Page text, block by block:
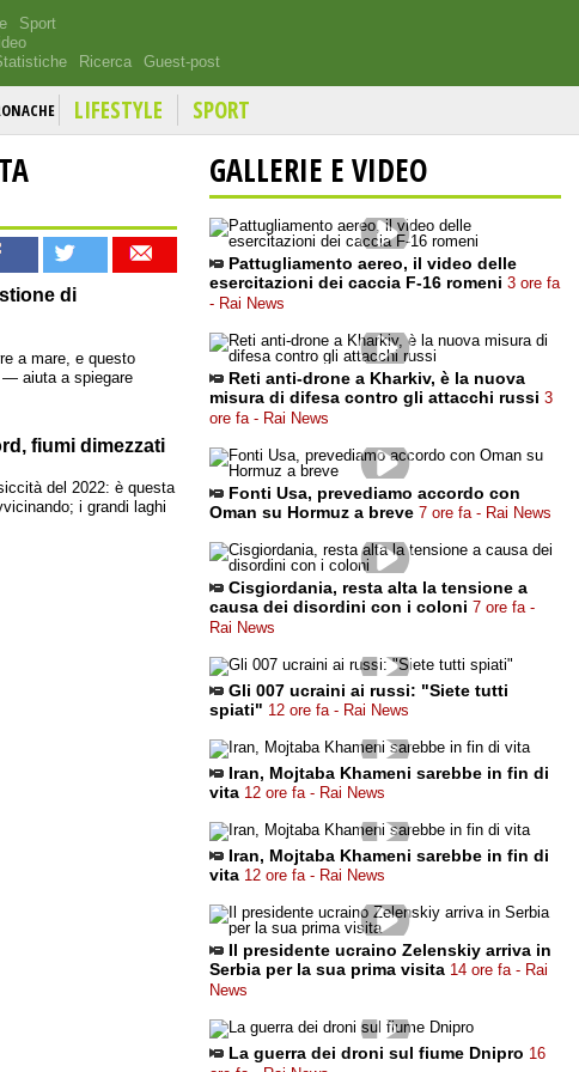
Sport
Ricerca Guest-post
LIFESTYLE SPORT
di
a mare, e questo
— aiuta a spiegare
fiumi dimezzati
del 2022: è questa
i grandi laghi
GALLERIE E VIDEO
Pattugliamento aereo, il video delle
esercitazioni dei caccia F-16 romeni 3 ore fa
- Rai News
Reti anti-drone a Kharkiv, è la nuova
misura di difesa contro gli attacchi russi 3
ore fa - Rai News
Fonti Usa, prevediamo accordo con
Oman su Hormuz a breve 7 ore fa - Rai News
Cisgiordania, resta alta la tensione a
causa dei disordini con i coloni 7 ore fa -
Rai News
Gli 007 ucraini ai russi: "Siete tutti
spiati" 12 ore fa - Rai News
Iran, Mojtaba Khameni sarebbe in fin di
vita 12 ore fa - Rai News
Iran, Mojtaba Khameni sarebbe in fin di
vita 12 ore fa - Rai News
Il presidente ucraino Zelenskiy arriva in
Serbia per la sua prima visita 14 ore fa - Rai
News
La guerra dei droni sul fiume Dnipro 16